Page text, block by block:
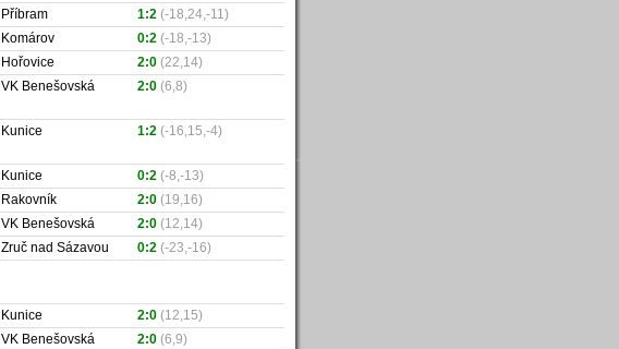
Příbram 1:2 (-18,24,-11)
Komárov 0:2 (-18,-13)
Hořovice 2:0 (22,14)
VK Benešovská 2:0 (6,8)
Kunice 1:2 (-16,15,-4)
Kunice 0:2 (-8,-13)
Rakovník 2:0 (19,16)
VK Benešovská 2:0 (12,14)
Zruč nad Sázavou 0:2 (-23,-16)
Kunice 2:0 (12,15)
VK Benešovská 2:0 (6,9)